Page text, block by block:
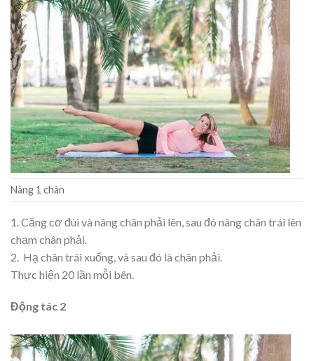
Nâng 1 chân
1. Căng cơ đùi và nâng chân phải lên, sau đó nâng chân trái lên
chạm chân phải.
2. Hạ chân trái xuống, và sau đó là chân phải.
Thực hiện 20 lần mỗi bên.
Động tác 2